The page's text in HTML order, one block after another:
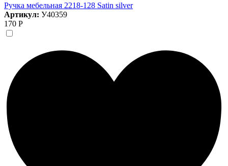
Ручка мебельная 2218-128 Satin silver
Артикул: У40359
170 Р